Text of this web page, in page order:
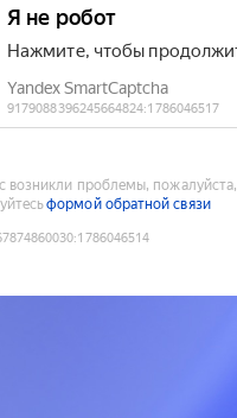
возникли проблемы, пожалуйста,
формой обратной связи
:1786046514